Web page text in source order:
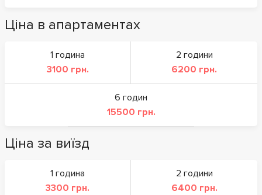
Ціна в апартаментах
1 година
3100 грн.
2 години
6200 грн.
6 годин
15500 грн.
Ціна за виїзд
1 година
3300 грн.
2 години
6400 грн.